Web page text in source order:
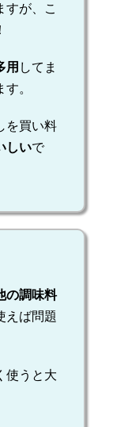
すが、こ
用 してま
。
を買い料
しいで
の調味料
えば問題
使うと大